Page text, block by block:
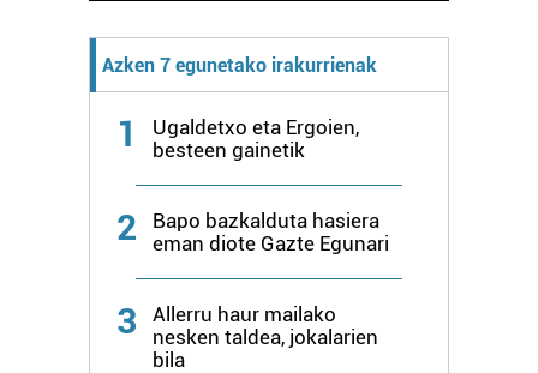
Azken 7 egunetako irakurrienak
1
Ugaldetxo eta Ergoien,
besteen gainetik
2
Bapo bazkalduta hasiera
eman diote Gazte Egunari
3
Allerru haur mailako
nesken taldea, jokalarien
bila